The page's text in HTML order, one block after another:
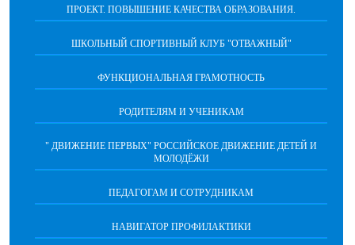
ПРОЕКТ. ПОВЫШЕНИЕ КАЧЕСТВА ОБРАЗОВАНИЯ.
ШКОЛЬНЫЙ СПОРТИВНЫЙ КЛУБ "ОТВАЖНЫЙ"
ФУНКЦИОНАЛЬНАЯ ГРАМОТНОСТЬ
РОДИТЕЛЯМ И УЧЕНИКАМ
" ДВИЖЕНИЕ ПЕРВЫХ" РОССИЙСКОЕ ДВИЖЕНИЕ ДЕТЕЙ И
МОЛОДЁЖИ
ПЕДАГОГАМ И СОТРУДНИКАМ
НАВИГАТОР ПРОФИЛАКТИКИ